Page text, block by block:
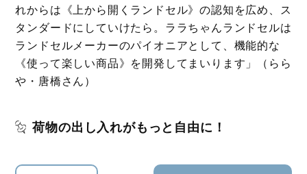
れからは《上から開くランドセル》の認知を広め、ス
タンダードにしていけたら。ララちゃんランドセルは
ランドセルメーカーのパイオニアとして、機能的な
《使って楽しい商品》を開発してまいります」（らら
や・唐橋さん）
荷物の出し入れがもっと自由に！